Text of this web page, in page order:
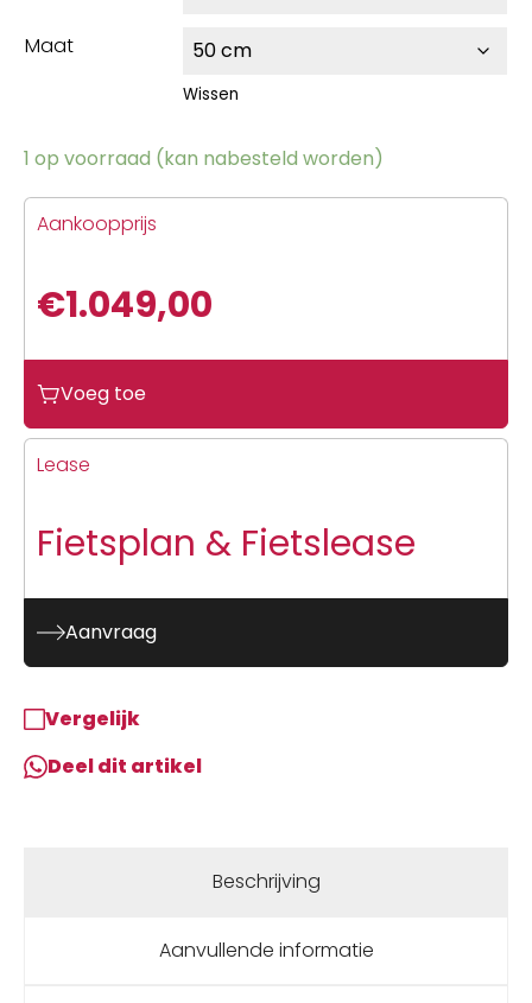
Maat
Wissen
1 op voorraad (kan nabesteld worden)
Aankoopprijs
€1.049,00
Voeg toe
Lease
Fietsplan & Fietslease
Aanvraag
Vergelijk
Deel dit artikel
Beschrijving
Aanvullende informatie